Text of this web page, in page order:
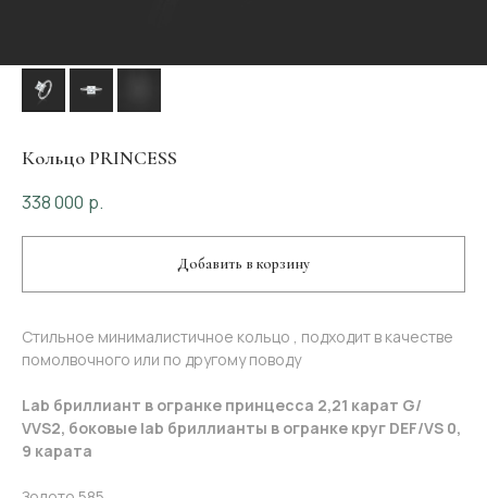
Кольцо PRINCESS
338 000 р.
Добавить в корзину
Стильное минималистичное кольцо , подходит в качестве
помолвочного или по другому поводу
Lab бриллиант в огранке принцесса 2,21 карат G/
VVS2, боковые lab бриллианты в огранке круг DEF/VS 0,
9 карата